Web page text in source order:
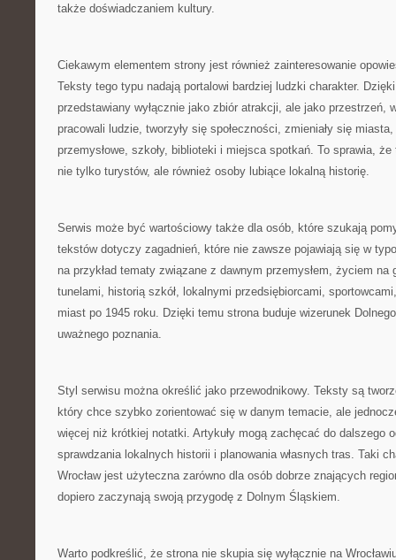
także doświadczaniem kultury.
Ciekawym elementem strony jest również zainteresowanie
Teksty tego typu nadają portalowi bardziej ludzki charakter.
przedstawiany wyłącznie jako zbiór atrakcji, ale jako przestrzeń,
pracowali ludzie, tworzyły się społeczności, zmieniały się miasta,
przemysłowe, szkoły, biblioteki i miejsca spotkań. To sprawia,
nie tylko turystów, ale również osoby lubiące lokalną historię.
Serwis może być wartościowy także dla osób, które szukają
tekstów dotyczy zagadnień, które nie zawsze pojawiają się w
na przykład tematy związane z dawnym przemysłem, życiem na
tunelami, historią szkół, lokalnymi przedsiębiorcami,
miast po 1945 roku. Dzięki temu strona buduje wizerunek
uważnego poznania.
Styl serwisu można określić jako przewodnikowy. Teksty są
który chce szybko zorientować się w danym temacie, ale
więcej niż krótkiej notatki. Artykuły mogą zachęcać do dalszego
sprawdzania lokalnych historii i planowania własnych tras. Taki
Wrocław jest użyteczna zarówno dla osób dobrze znających
dopiero zaczynają swoją przygodę z Dolnym Śląskiem.
Warto podkreślić, że strona nie skupia się wyłącznie na